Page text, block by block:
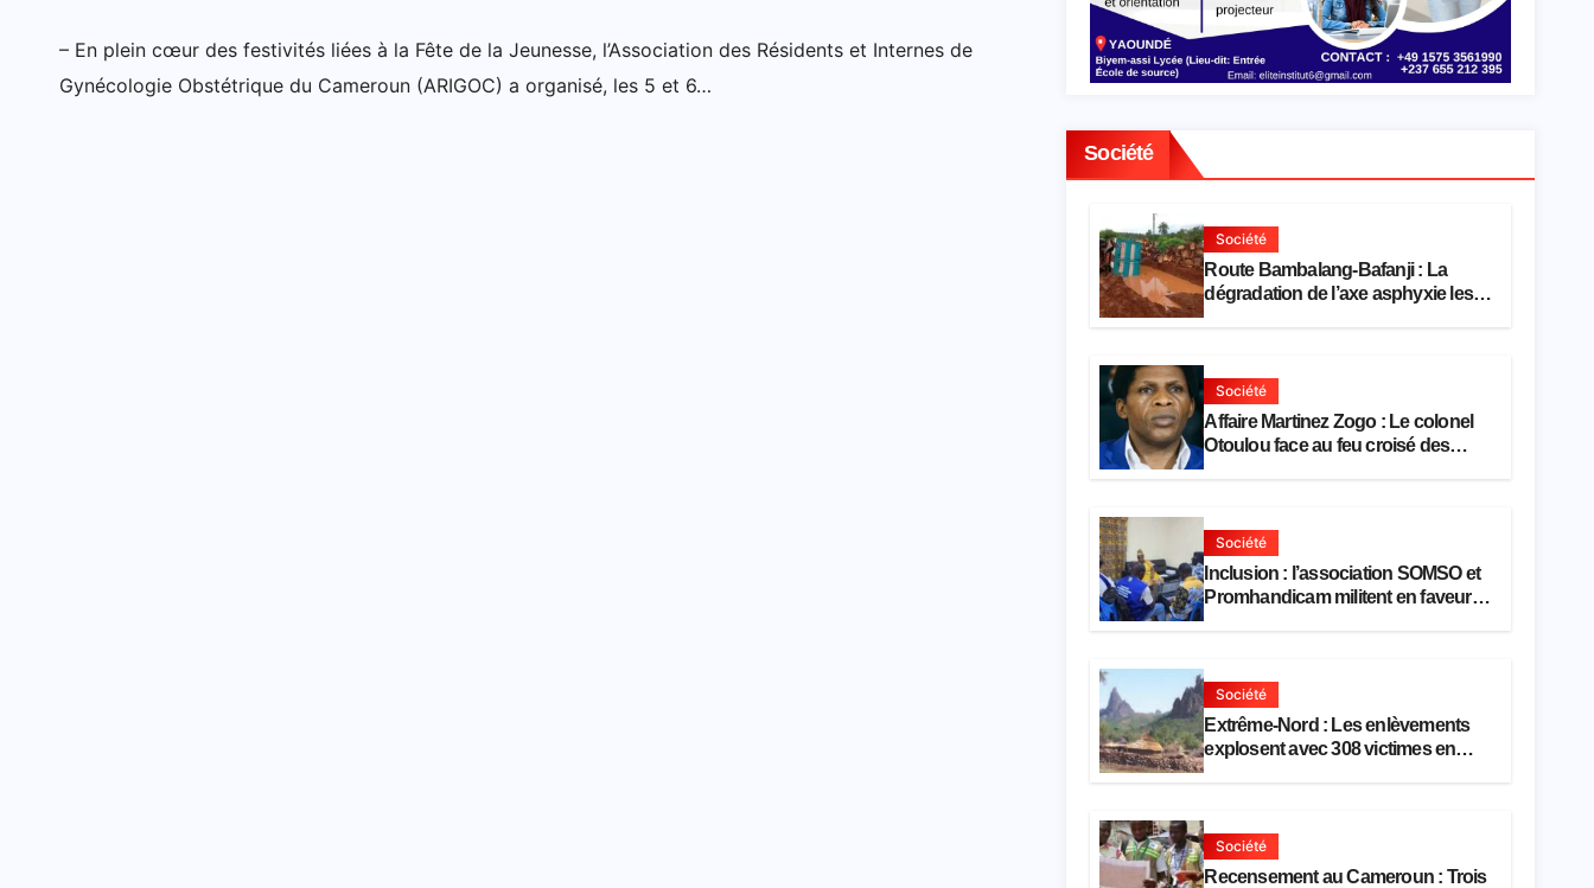
– En plein cœur des festivités liées à la Fête de la Jeunesse, l’Association des Résidents et Internes de
Gynécologie Obstétrique du Cameroun (ARIGOC) a organisé, les 5 et 6…
Société
Société
Route Bambalang-Bafanji : La
dégradation de l’axe asphyxie les
Société
Affaire Martinez Zogo : Le colonel
Otoulou face au feu croisé des
Société
Inclusion : l’association SOMSO et
Promhandicam militent en faveur
Société
Extrême-Nord : Les enlèvements
explosent avec 308 victimes en
Société
Recensement au Cameroun : Trois